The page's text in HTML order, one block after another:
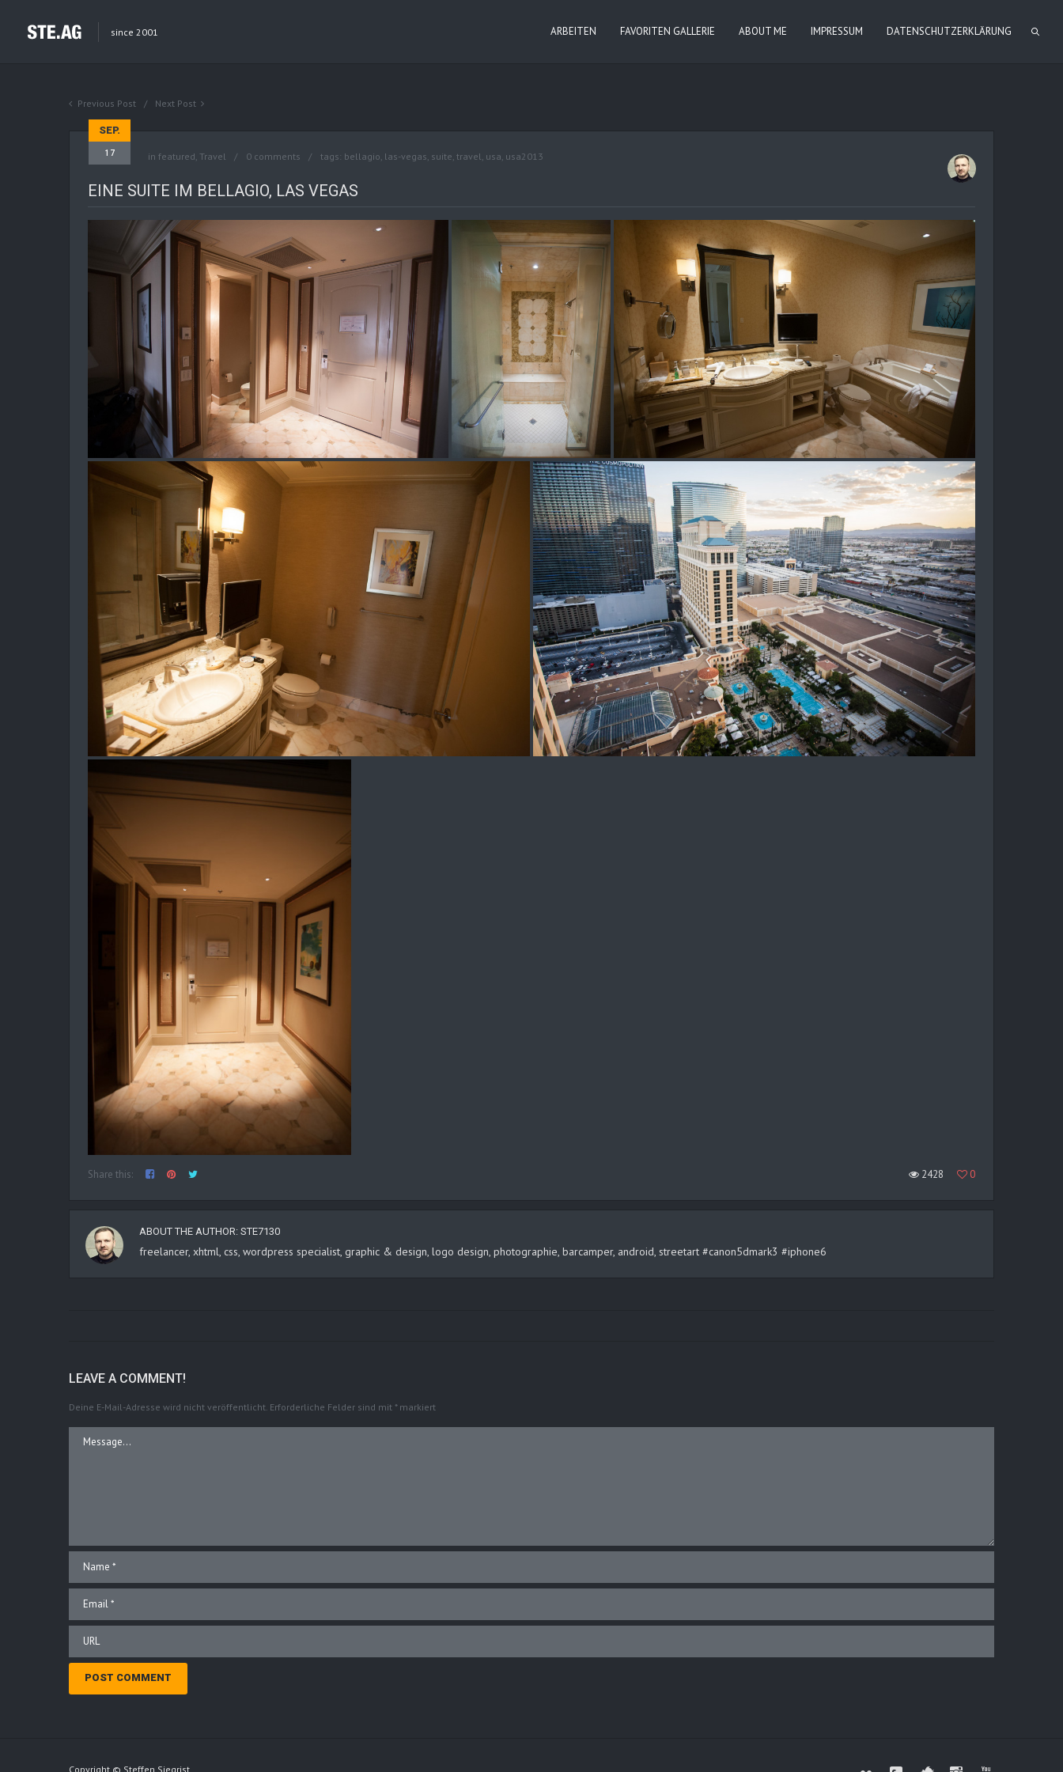
since 2001 ARBEITEN FAVORITEN GALLERIE ABOUT ME IMPRESSUM DATENSCHUTZERKLÄRUNG
Previous Post Next Post
SEP.
17 in featured, Travel 0 comments tags: bellagio, las-vegas, suite, travel, usa, usa2013
EINE SUITE IM BELLAGIO, LAS VEGAS
Share this: 2428 0
ABOUT THE AUTHOR: STE7130
freelancer, xhtml, css, wordpress specialist, graphic & design, logo design, photographie, barcamper, android, streetart #canon5dmark3 #iphone6
LEAVE A COMMENT!
Deine E-Mail-Adresse wird nicht veröffentlicht. Erforderliche Felder sind mit *markiert
Copyright © Steffen Siegrist